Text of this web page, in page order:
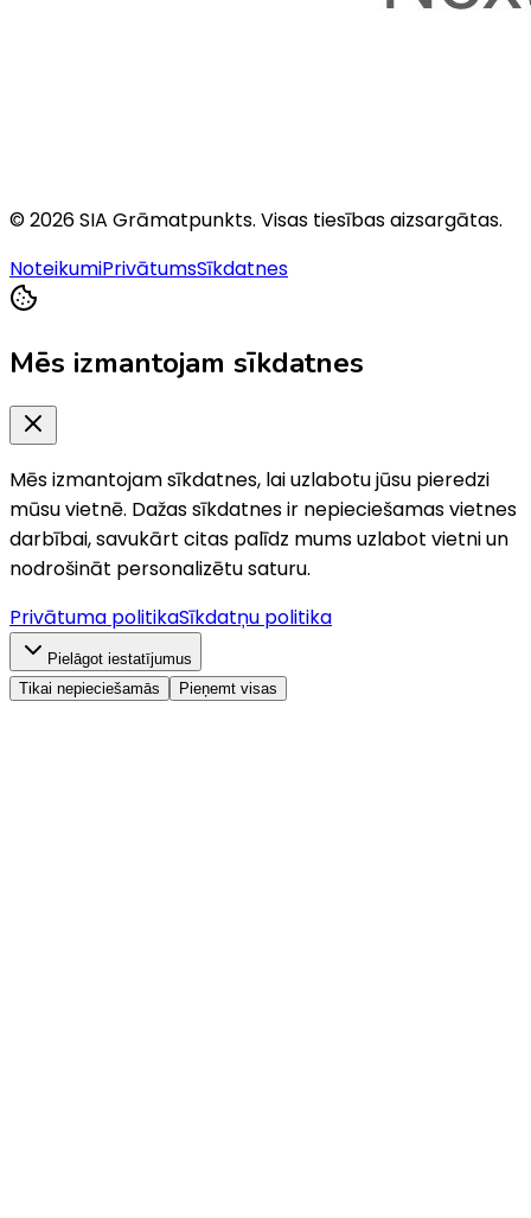
©2026SIA Grāmatpunkts. Visas tiesības aizsargātas.
NoteikumiPrivātumsSīkdatnes
Mēs izmantojam sīkdatnes
Mēs izmantojam sīkdatnes, lai uzlabotu jūsu pieredzi
mūsu vietnē. Dažas sīkdatnes ir nepieciešamas vietnes
darbībai, savukārt citas palīdz mums uzlabot vietni un
nodrošināt personalizētu saturu.
Privātuma politikaSīkdatņu politika
Pielāgot iestatījumus
Tikai nepieciešamās
Pieņemt visas